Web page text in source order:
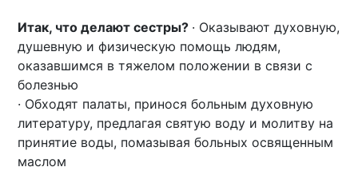
Итак, что делают сестры? · Оказывают духовную,
душевную и физическую помощь людям,
оказавшимся в тяжелом положении в связи с
болезнью
· Обходят палаты, принося больным духовную
литературу, предлагая святую воду и молитву на
принятие воды, помазывая больных освященным
маслом